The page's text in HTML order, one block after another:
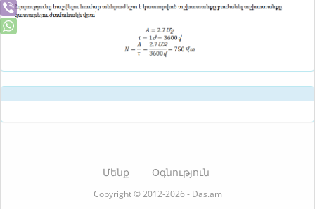
Մենք Օգնություն
Copyright © 2012-2026 - Das.am